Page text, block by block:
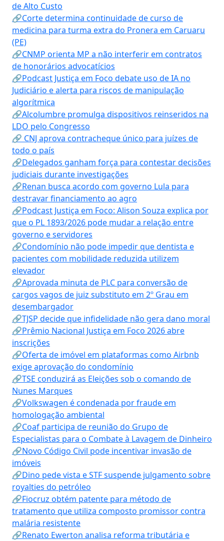
de Alto Custo
🔗Corte determina continuidade de curso de
medicina para turma extra do Pronera em Caruaru
(PE)
🔗CNMP orienta MP a não interferir em contratos
de honorários advocatícios
🔗Podcast Justiça em Foco debate uso de IA no
Judiciário e alerta para riscos de manipulação
algorítmica
🔗Alcolumbre promulga dispositivos reinseridos na
LDO pelo Congresso
🔗 CNJ aprova contracheque único para juízes de
todo o país
🔗Delegados ganham força para contestar decisões
judiciais durante investigações
🔗Renan busca acordo com governo Lula para
destravar financiamento ao agro
🔗Podcast Justiça em Foco: Alison Souza explica por
que o PL 1893/2026 pode mudar a relação entre
governo e servidores
🔗Condomínio não pode impedir que dentista e
pacientes com mobilidade reduzida utilizem
elevador
🔗Aprovada minuta de PLC para conversão de
cargos vagos de juiz substituto em 2º Grau em
desembargador
🔗TJSP decide que infidelidade não gera dano moral
🔗Prêmio Nacional Justiça em Foco 2026 abre
inscrições
🔗Oferta de imóvel em plataformas como Airbnb
exige aprovação do condomínio
🔗TSE conduzirá as Eleições sob o comando de
Nunes Marques
🔗Volkswagen é condenada por fraude em
homologação ambiental
🔗Coaf participa de reunião do Grupo de
Especialistas para o Combate à Lavagem de Dinheiro
🔗Novo Código Civil pode incentivar invasão de
imóveis
🔗Dino pede vista e STF suspende julgamento sobre
royalties do petróleo
🔗Fiocruz obtém patente para método de
tratamento que utiliza composto promissor contra
malária resistente
🔗Renato Ewerton analisa reforma tributária e